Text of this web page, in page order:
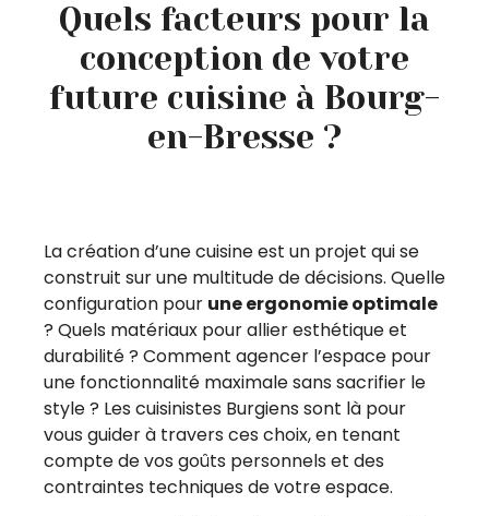
Quels facteurs pour la
conception de votre
future cuisine à Bourg-
en-Bresse ?
La création d’une cuisine est un projet qui se
construit sur une multitude de décisions. Quelle
configuration pour une ergonomie optimale
? Quels matériaux pour allier esthétique et
durabilité ? Comment agencer l’espace pour
une fonctionnalité maximale sans sacrifier le
style ? Les cuisinistes Burgiens sont là pour
vous guider à travers ces choix, en tenant
compte de vos goûts personnels et des
contraintes techniques de votre espace.